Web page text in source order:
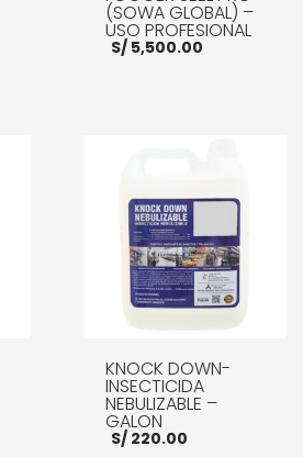
(SOWA GLOBAL) –
USO PROFESIONAL
S/5,500.00
KNOCK DOWN-
INSECTICIDA
NEBULIZABLE –
GALON
S/220.00